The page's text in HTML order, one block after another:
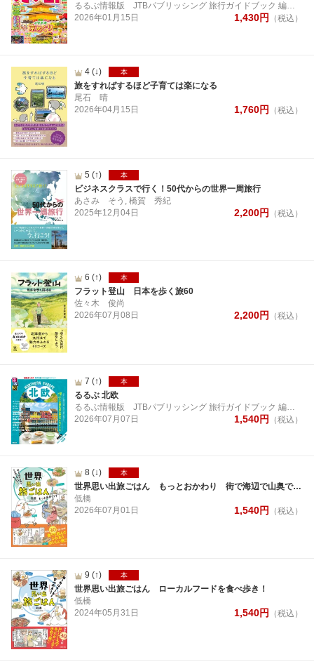
るるぶ情報版 JTBパブリッシング 旅行ガイドブック 編集部
2026年01月 15日 1,430円 （税込）
4 (↓) 本
旅をすればするほど子育ては楽になる
尾石 晴
2026年04月 15日 1,760円 （税込）
5 (↑) 本
ビジネスクラスで行く！50代からの世界一周旅行
あさみ そう, 橋賀 秀紀
2025年12月 04日 2,200円 （税込）
6 (↑) 本
フラット登山 日本を歩く旅60
佐々木 俊尚
2026年07月 08日 2,200円 （税込）
7 (↑) 本
るるぶ 北欧
るるぶ情報版 JTBパブリッシング 旅行ガイドブック 編集部
2026年07月07日 1,540円 （税込）
8 (↓) 本
世界思い出旅ごはん もっとおかわり 街で海辺で山奥で ご当地ごはんを食べ歩き！
低橋
2026年07月 01日 1,540円 （税込）
9 (↑) 本
世界思い出旅ごはん ローカルフードを食べ歩き！
低橋
2024年05月31日 1,540円 （税込）